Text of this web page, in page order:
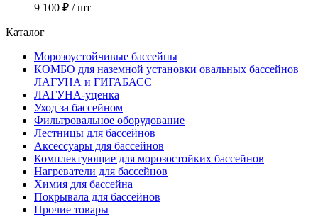
9 100 ₽ / шт
Каталог
Морозоустойчивые бассейны
КОМБО для наземной установки овальных бассейнов
ЛАГУНА и ГИГАБАСС
ЛАГУНА-уценка
Уход за бассейном
Фильтровальное оборудование
Лестницы для бассейнов
Аксессуары для бассейнов
Комплектующие для морозостойких бассейнов
Нагреватели для бассейнов
Химия для бассейна
Покрывала для бассейнов
Прочие товары